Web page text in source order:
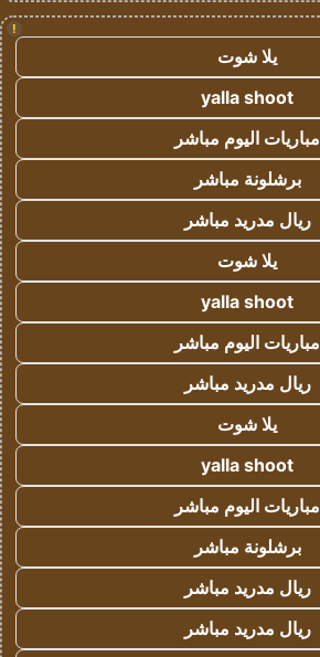
!
يلا شوت
yalla shoot
مباريات اليوم مباشر
برشلونة مباشر
ريال مدريد مباشر
يلا شوت
yalla shoot
مباريات اليوم مباشر
ريال مدريد مباشر
يلا شوت
yalla shoot
مباريات اليوم مباشر
برشلونة مباشر
ريال مدريد مباشر
ريال مدريد مباشر